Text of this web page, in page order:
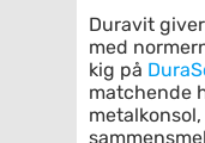
Duravit
med
kig på
matchende